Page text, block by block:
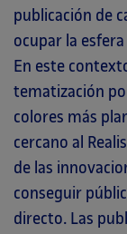
publicación de
ocupar la
En este
tematización
colores más
cercano al
de las
conseguir
directo. Las